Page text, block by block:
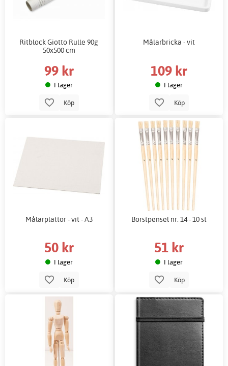
Ritblock Giotto Rulle 90g
50x500 cm
99 kr
I lager
Köp
Målarbricka - vit
109 kr
I lager
Köp
Målarplattor - vit - A3
50 kr
I lager
Köp
Borstpensel nr. 14 - 10 st
51 kr
I lager
Köp